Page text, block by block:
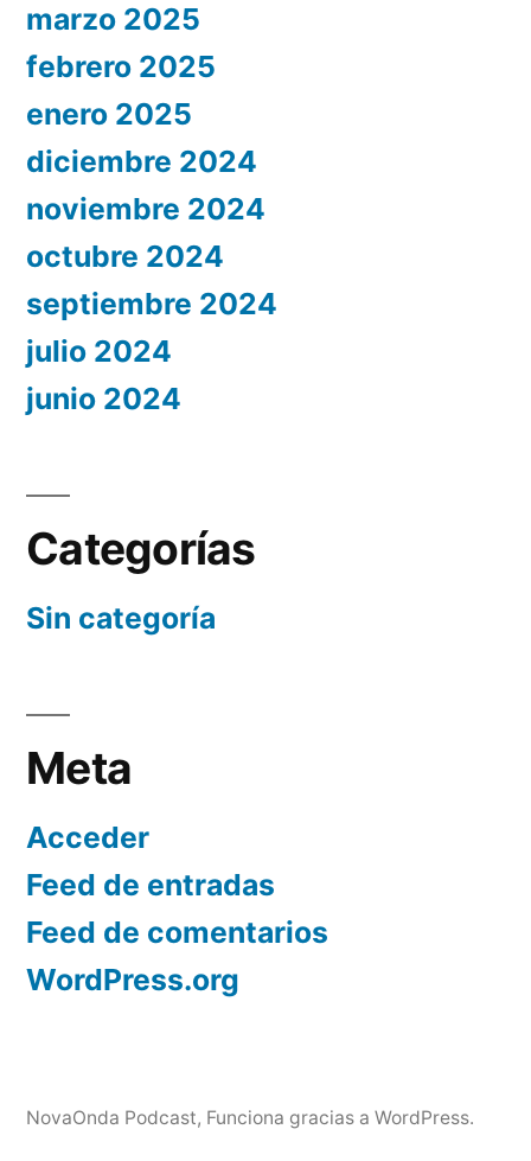
marzo 2025
febrero 2025
enero 2025
diciembre 2024
noviembre 2024
octubre 2024
septiembre 2024
julio 2024
junio 2024
Categorías
Sin categoría
Meta
Acceder
Feed de entradas
Feed de comentarios
WordPress.org
NovaOnda Podcast, Funciona gracias a WordPress.